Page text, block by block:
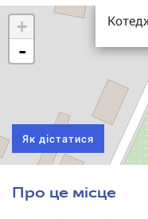
+
-
Як дістатися
Про це місце